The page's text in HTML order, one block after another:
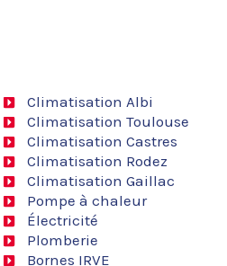
Climatisation Albi
Climatisation Toulouse
Climatisation Castres
Climatisation Rodez
Climatisation Gaillac
Pompe à chaleur
Électricité
Plomberie
Bornes IRVE